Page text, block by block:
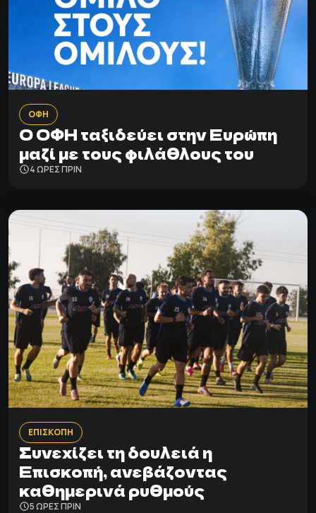
ΟΦΗ
Ο ΟΦΗ ταξιδεύει στην Ευρώπη
μαζί με τους φιλάθλους του
4 ΩΡΕΣ ΠΡΙΝ
ΕΠΙΣΚΟΠΗ
Συνεχίζει τη δουλειά η
Επισκοπή, ανεβάζοντας
καθημερινά ρυθμούς
5 ΩΡΕΣ ΠΡΙΝ